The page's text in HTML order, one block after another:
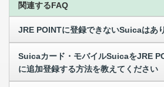
関連するFAQ
JRE POINTに登録できないSuicaはあ
Suicaカード・モバイルSuicaをJRE
に追加登録する方法を教えてください